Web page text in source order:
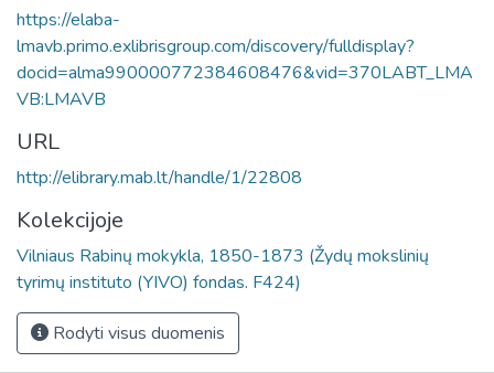
https://elaba-
lmavb.primo.exlibrisgroup.com/discovery/fulldisplay?
docid=alma990000772384608476&vid=370LABT_LMA
VB:LMAVB
URL
http://elibrary.mab.lt/handle/1/22808
Kolekcijoje
Vilniaus Rabinų mokykla, 1850-1873 (Žydų mokslinių
tyrimų instituto (YIVO) fondas. F424)
Rodyti visus duomenis